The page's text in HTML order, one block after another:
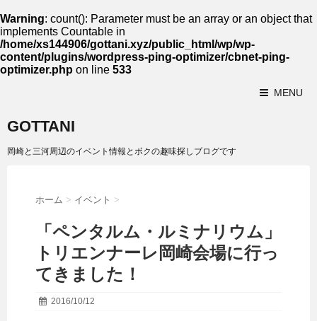
Warning: count(): Parameter must be an array or an object that
implements Countable in
/home/xs144906/gottani.xyz/public_html/wp/wp-
content/plugins/wordpress-ping-optimizer/cbnet-ping-
optimizer.php on line 533
MENU
GOTTANI
岡崎と三河周辺のイベント情報とボクの趣味探しブログです
ホーム > イベント >
「ペンタルム・ルミナリウム」
トリエンナーレ岡崎会場に行っ
てきました！
2016/10/12